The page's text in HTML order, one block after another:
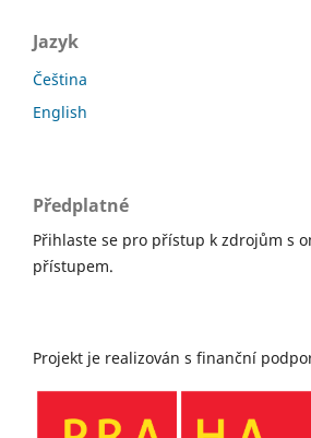
Jazyk
Čeština
English
Předplatné
Přihlaste se pro přístup k zdrojům s
přístupem.
Projekt je realizován s finanční